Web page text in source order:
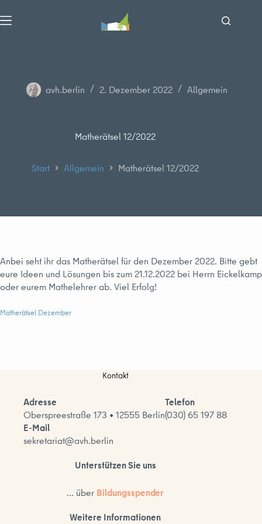
Inhalt
avh.berlin 2. Dezember 2022 Allgemein
Matherätsel 12/2022
Start Allgemein Matherätsel 12/2022
Anbei seht ihr das Matherätsel für den Dezember 2022. Bitte gebt
eure Ideen und Lösungen bis zum 21.12.2022 bei Herrn Eickelkamp
oder eurem Mathelehrer ab. Viel Erfolg!
Matherätsel Dezember
Kontakt
Adresse
Oberspreestraße 173 • 12555 Berlin
Telefon
(030) 65 197 88
E-Mail
sekretariat@avh.berlin
Unterstützen Sie uns
... über Bildungsspender
Weitere Informationen